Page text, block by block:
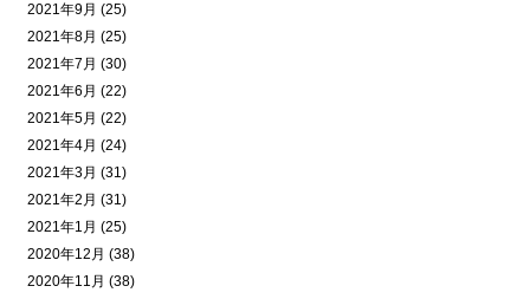
2021年9月 (25)
2021年8月 (25)
2021年7月 (30)
2021年6月 (22)
2021年5月 (22)
2021年4月 (24)
2021年3月 (31)
2021年2月 (31)
2021年1月 (25)
2020年12月 (38)
2020年11月 (38)